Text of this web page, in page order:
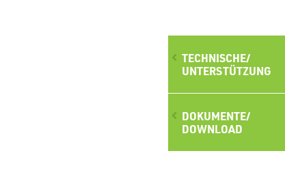
TECHNISCHE/
UNTERSTÜTZUNG
DOKUMENTE/
DOWNLOAD